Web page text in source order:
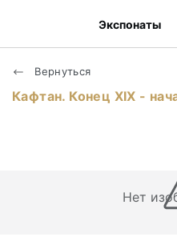
Экспонаты
Вернуться
Кафтан. Конец ХIХ -
Нет